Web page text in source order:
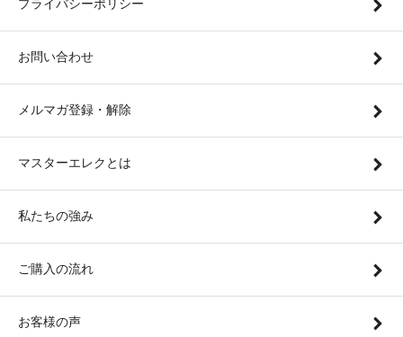
プライバシーポリシー
お問い合わせ
メルマガ登録・解除
マスターエレクとは
私たちの強み
ご購入の流れ
お客様の声